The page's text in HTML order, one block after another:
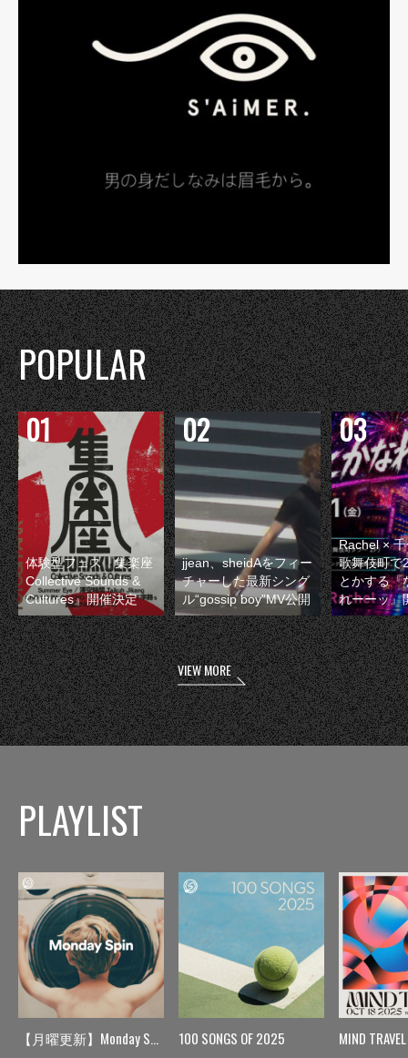
POPULAR
体験型フェス『集楽座
Collective Sounds &
Cultures』開催決定
jjean、sheidAをフィー
チャーした最新シング
ル“gossip boy”MV公開
Rachel ×
歌舞伎町で
とかする『
れーーッ』
VIEW MORE
PLAYLIST
【月曜更新】Monday Spin 100 SONGS OF 2025 MIND TRAVEL